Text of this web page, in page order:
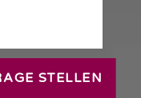
STELLEN